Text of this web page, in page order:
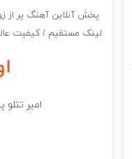
پخش آنلاین آهنگ پر از
لینک مستقیم/ کیفیت
امیر